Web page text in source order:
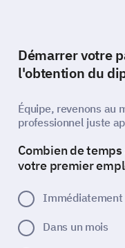
Démarrer votre
l'obtention du
Équipe, revenons au
professionnel juste
Combien de
votre premier
Immédiatement
Dans un mois